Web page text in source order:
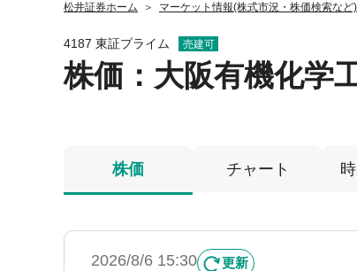
松井証券ホーム マーケット情報(株式市況・株価検索など)
4187 東証プライム 売建可
株価 ：大阪有機化学
株価 チャート
2026/8/6 15:30 更新